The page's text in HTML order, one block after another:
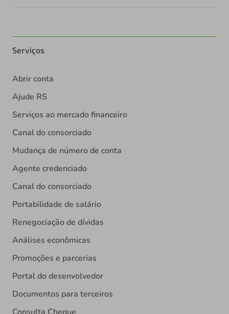
Serviços
Abrir conta
Ajude RS
Serviços ao mercado financeiro
Canal do consorciado
Mudança de número de conta
Agente credenciado
Canal do consorciado
Portabilidade de salário
Renegociação de dívidas
Análises econômicas
Promoções e parcerias
Portal do desenvolvedor
Documentos para terceiros
Consulta Cheque